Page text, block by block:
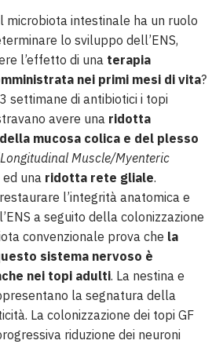
microbiota intestinale ha un ruolo
lo sviluppo dell’ENS,
l’effetto di una terapia
nei primi mesi di vita?
settimane di antibiotici i topi
avere una ridotta
mucosa colica e del plesso
Longitudinal Muscle/Myenteric
ed una ridotta rete gliale.
l’integrità anatomica e
a seguito della colonizzazione
convenzionale prova che la
sistema nervoso è
nei topi adulti. La nestina e
la segnatura della
La colonizzazione dei topi GF
riduzione dei neuroni